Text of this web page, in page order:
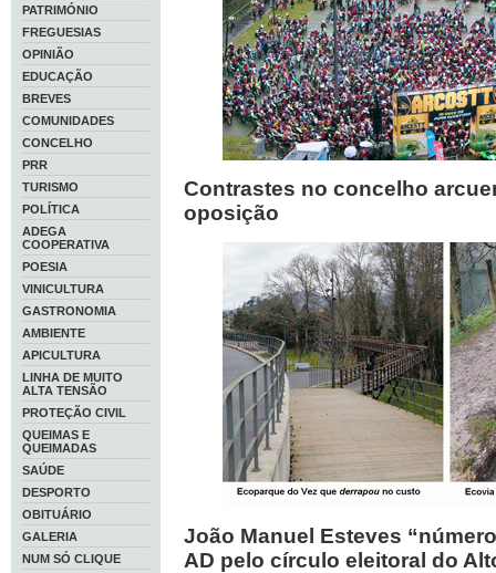
PATRIMÓNIO
FREGUESIAS
OPINIÃO
EDUCAÇÃO
BREVES
COMUNIDADES
CONCELHO
PRR
TURISMO
POLÍTICA
ADEGA
COOPERATIVA
POESIA
VINICULTURA
GASTRONOMIA
AMBIENTE
APICULTURA
LINHA DE MUITO
ALTA TENSÃO
PROTEÇÃO CIVIL
QUEIMAS E
QUEIMADAS
SAÚDE
DESPORTO
OBITUÁRIO
GALERIA
NUM SÓ CLIQUE
Contrastes no concelho
oposição
João Manuel Esteves
AD pelo círculo eleitoral do